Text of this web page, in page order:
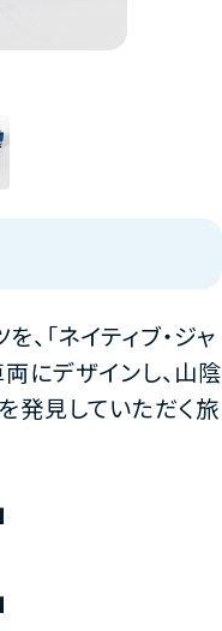
「ネイティブ・ジャ
にデザインし、山陰
発見していただく旅